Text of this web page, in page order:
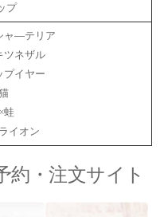
プ
ャ―テリア
ツネザル
プイヤー
蛙
イオン
約・注文サイト